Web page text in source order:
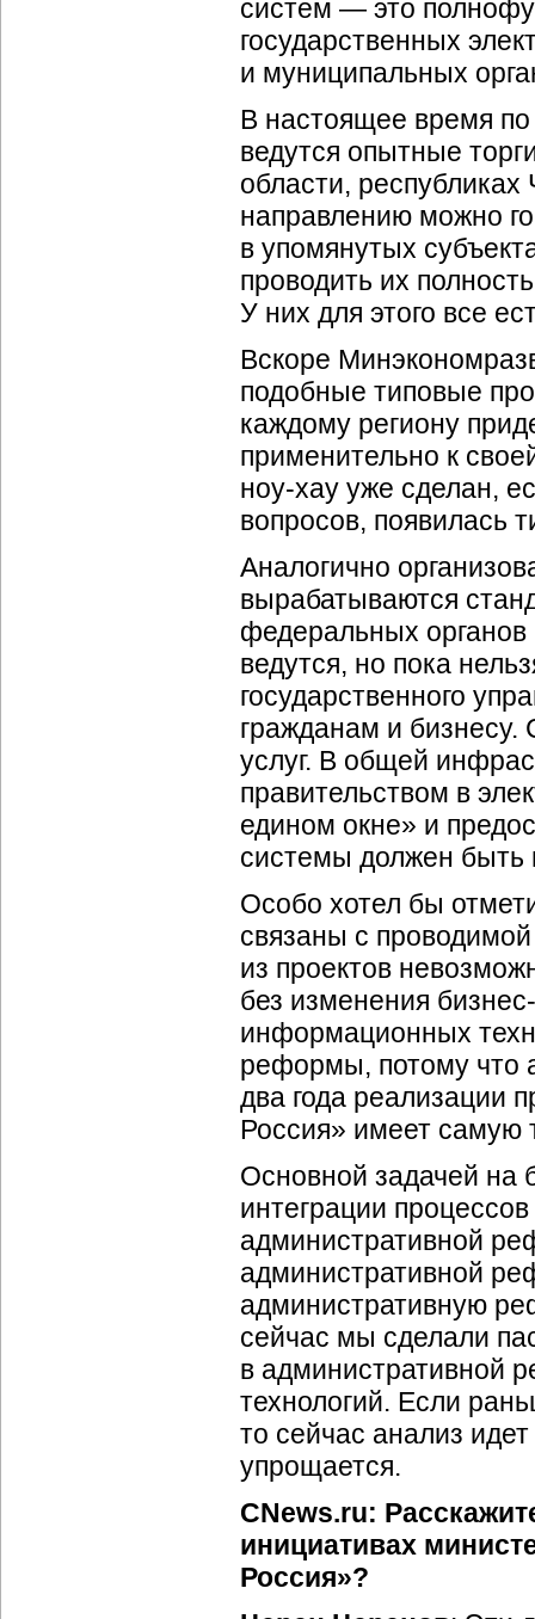
систем — это
государственных
и муниципальных
В настоящее время
ведутся опытные
области,
направлению можно
в упомянутых
проводить их
У них для этого все
Вскоре
подобные типовые
каждому региону
применительно к
ноу-хау уже сделан,
вопросов, появилась
Аналогично
вырабатываются
федеральных
ведутся, но пока
государственного
гражданам и бизнесу.
услуг. В общей
правительством в
едином окне» и
системы должен быть
Особо хотел бы
связаны с
из проектов
без изменения
информационных
реформы, потому что
два года реализации
Россия» имеет самую
Основной задачей на
интеграции
административной
административной
административную
сейчас мы сделали
в административной
технологий. Если
то сейчас анализ
упрощается.
CNews.ru:
инициативах
Россия»?